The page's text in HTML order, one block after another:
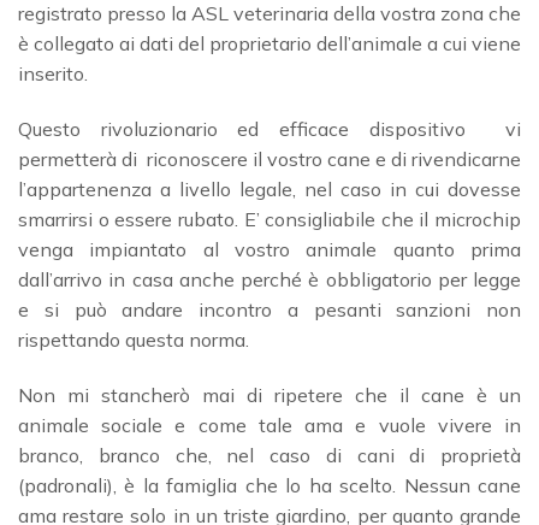
registrato presso la ASL veterinaria della vostra zona che
è collegato ai dati del proprietario dell’animale a cui viene
inserito.
Questo rivoluzionario ed efficace dispositivo vi
permetterà di riconoscere il vostro cane e di rivendicarne
l’appartenenza a livello legale, nel caso in cui dovesse
smarrirsi o essere rubato. E’ consigliabile che il microchip
venga impiantato al vostro animale quanto prima
dall’arrivo in casa anche perché è obbligatorio per legge
e si può andare incontro a pesanti sanzioni non
rispettando questa norma.
Non mi stancherò mai di ripetere che il cane è un
animale sociale e come tale ama e vuole vivere in
branco, branco che, nel caso di cani di proprietà
(padronali), è la famiglia che lo ha scelto. Nessun cane
ama restare solo in un triste giardino, per quanto grande